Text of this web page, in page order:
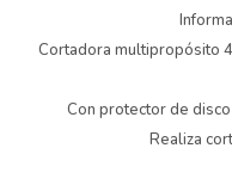
Cortadora multipropósito
Con protector de
Realiza